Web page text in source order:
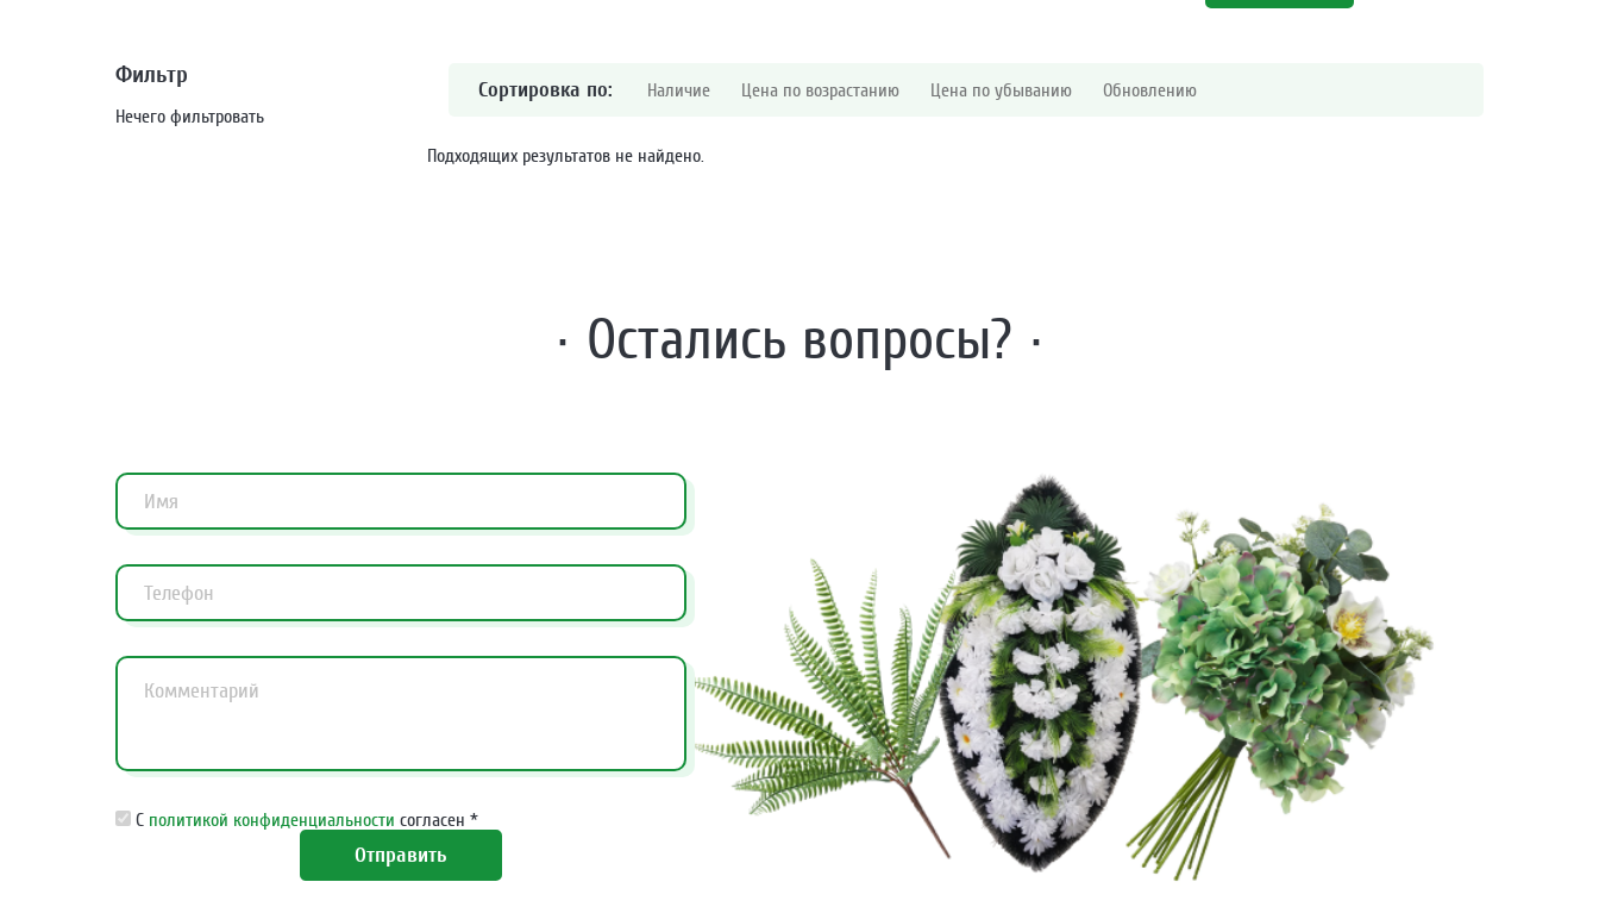
Фильтр
Нечего фильтровать
Сортировка по: Наличие Цена по возрастанию Цена по убыванию Обновлению
Подходящих результатов не найдено.
· Остались вопросы? ·
С политикой конфиденциальности согласен *
Отправить
· Заказать звонок ·
политикой конфиденциальности согласен *
Отправить
В связи с изменением курса актуальные цены